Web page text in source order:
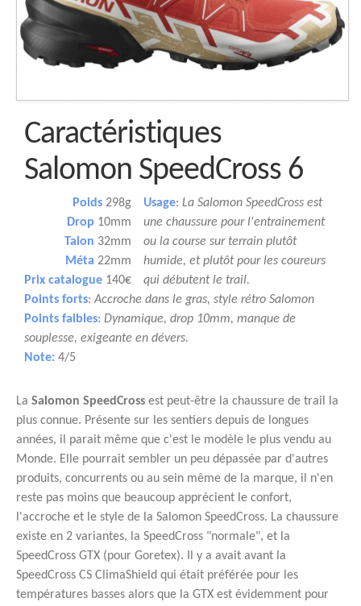
Caractéristiques
Salomon SpeedCross 6
Poids 298g
Drop 10mm
Talon 32mm
Méta 22mm
Prix catalogue 140€
Usage: La Salomon SpeedCross est
une chaussure pour l'entrainement
ou la course sur terrain plutôt
humide, et plutôt pour les coureurs
qui débutent le trail.
Points forts:Accroche dans le gras, style rétro Salomon
Points faibles: Dynamique, drop 10mm, manque de
souplesse, exigeante en dévers.
Note: 4/5
La Salomon SpeedCross est peut-être la chaussure de trail la
plus connue. Présente sur les sentiers depuis de longues
années, il parait même que c'est le modèle le plus vendu au
Monde. Elle pourrait sembler un peu dépassée par d'autres
produits, concurrents ou au sein même de la marque, il n'en
reste pas moins que beaucoup apprécient le confort,
l'accroche et le style de la Salomon SpeedCross. La chaussure
existe en 2 variantes, la SpeedCross "normale", et la
SpeedCross GTX (pour Goretex). Il y a avait avant la
SpeedCross CS ClimaShield qui était préférée pour les
températures basses alors que la GTX est évidemment pour